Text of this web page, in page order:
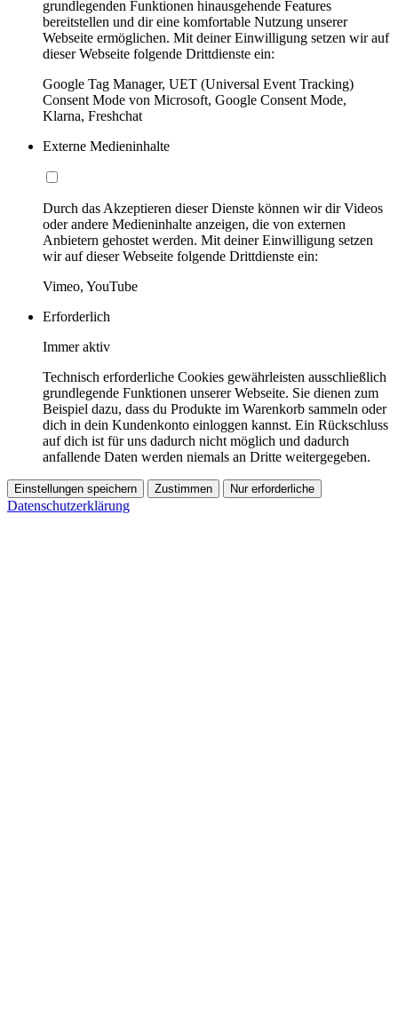
grundlegenden Funktionen hinausgehende Features
bereitstellen und dir eine komfortable Nutzung unserer
Webseite ermöglichen. Mit deiner Einwilligung setzen wir auf
dieser Webseite folgende Drittdienste ein:
Google Tag Manager, UET (Universal Event Tracking)
Consent Mode von Microsoft, Google Consent Mode,
Klarna, Freshchat
Externe Medieninhalte
Durch das Akzeptieren dieser Dienste können wir dir Videos
oder andere Medieninhalte anzeigen, die von externen
Anbietern gehostet werden. Mit deiner Einwilligung setzen
wir auf dieser Webseite folgende Drittdienste ein:
Vimeo, YouTube
Erforderlich
Immer aktiv
Technisch erforderliche Cookies gewährleisten ausschließlich
grundlegende Funktionen unserer Webseite. Sie dienen zum
Beispiel dazu, dass du Produkte im Warenkorb sammeln oder
dich in dein Kundenkonto einloggen kannst. Ein Rückschluss
auf dich ist für uns dadurch nicht möglich und dadurch
anfallende Daten werden niemals an Dritte weitergegeben.
Einstellungen speichern Zustimmen Nur erforderliche
Datenschutzerklärung